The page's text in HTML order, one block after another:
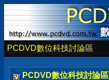
PCDVD數位科技討論區
PCDVD數位科技討論區